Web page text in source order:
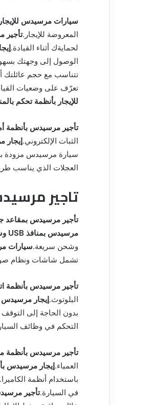
سيارات مرسيدس للإيجار
المعروضة للإيجار.تأجير
لحمايةك أثناء القيادة.
الوصول إلى وجهتك
تتناسب مع حجم عائلتك
تعرّف على وضعيات
للإيجار بأنظمة تحكم
تأجير مرسيدس بأنظمة
الثبات الإلكتروني.إيجار
سيارة مرسيدس مزودة
العجلات الذي يناسب
تاجير
تأجير مرسيدس بمقاعد
مرسيدس بمنافذ USB وشحن سريع
وشحن سريعة.سيارات
تشمل شاشات ونظام
تأجير مرسيدس بأنظمة
البلوتوث.إيجار مرسيدس
بدون الحاجة إلى
التحكم في وظائف
تأجير مرسيدس بأنظمة
العمياء.إيجار مرسيدس
باستخدام أنظمة الكاميرا.
في السيارة.تأجير